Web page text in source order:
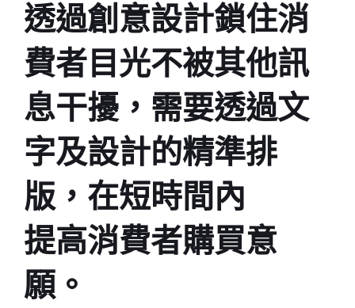
透過創意設計鎖住消
費者目光不被其他訊
息干擾，需要透過文
字及設計的精準排
版，在短時間內
提高消費者購買意
願。